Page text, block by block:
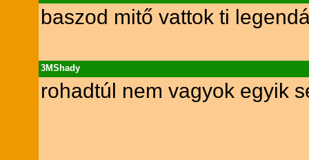
baszod mitő vattok ti
3MShady
rohadtúl nem vagyok egyik